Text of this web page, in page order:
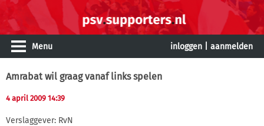
Menu inloggen aanmelden
Amrabat wil graag vanaf links spelen
4 april 2009 14:39
Verslaggever: RvN